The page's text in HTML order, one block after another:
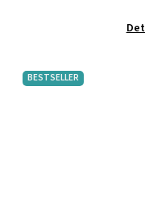
BESTSELLER